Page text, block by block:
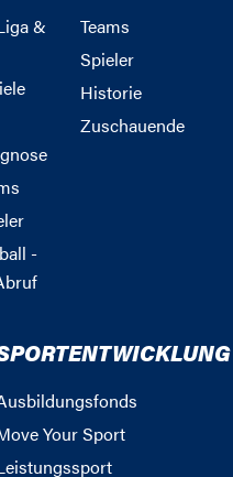
&
-
Teams
Spieler
Historie
Zuschauende
Your Sport